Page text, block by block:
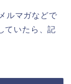
ルマガなどで
ていたら、記